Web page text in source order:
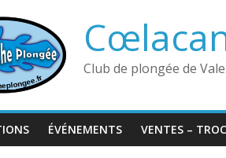
Club de plongée de
ÉVÉNEMENTS VENTES –